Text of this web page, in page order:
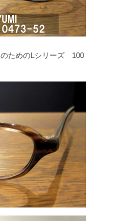
のためのLシリーズ 100